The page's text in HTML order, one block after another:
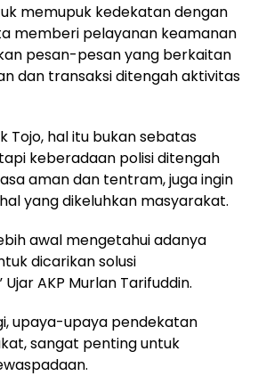
memupuk kedekatan dengan
memberi pelayanan keamanan
pesan-pesan yang berkaitan
dan transaksi ditengah aktivitas
Tojo, hal itu bukan sebatas
keberadaan polisi ditengah
aman dan tentram, juga ingin
yang dikeluhkan masyarakat.
awal mengetahui adanya
dicarikan solusi
AKP Murlan Tarifuddin.
upaya-upaya pendekatan
sangat penting untuk